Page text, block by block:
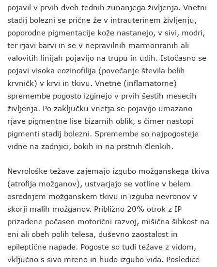
pojavil v prvih dveh tednih zunanjega življenja. Vnetni
stadij bolezni se prične že v intrauterinem življenju,
poporodne pigmentacije kože nastanejo, v sivi, modri,
ter rjavi barvi in se v nepravilnih marmoriranih ali
valovitih linijah pojavijo na trupu in udih. Istočasno se
pojavi visoka eozinofilija (povečanje števila belih
krvničk) v krvi in tkivu. Vnetne (inflamatorne)
spremembe pogosto izginejo v prvih šestih mesecih
življenja. Po zaključku vnetja se pojavijo umazano
rjave pigmentne lise bizarnih oblik, s čimer nastopi
pigmenti stadij bolezni. Spremembe so najpogosteje
vidne na zadnjici, bokih in na prstnih členkih.
Nevrološke težave zajemajo izgubo možganskega tkiva
(atrofija možganov), ustvarjajo se votline v belem
osrednjem možganskem tkivu in izguba nevronov v
skorji malih možganov. Približno 20% otrok z IP
prizadene počasen motorični razvoj, mišična šibkost na
eni ali obeh polih telesa, duševno zaostalost in
epileptične napade. Pogoste so tudi težave z vidom,
vključno s sivo mreno in hudo izgubo vida. Posledice